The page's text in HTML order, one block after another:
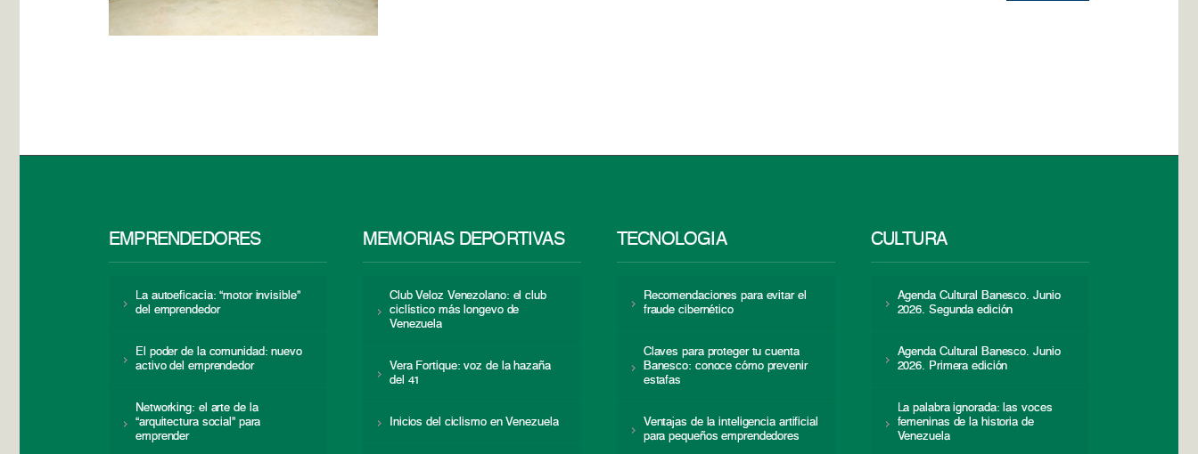
EMPRENDEDORES
La autoeficacia: “motor invisible”
del emprendedor
El poder de la comunidad: nuevo
activo del emprendedor
Networking: el arte de la
“arquitectura social” para
emprender
MEMORIAS DEPORTIVAS
Club Veloz Venezolano: el club
ciclístico más longevo de
Venezuela
Vera Fortique: voz de la hazaña
del 41
Inicios del ciclismo en Venezuela
TECNOLOGÍA
Recomendaciones para evitar el
fraude cibernético
Claves para proteger tu cuenta
Banesco: conoce cómo prevenir
estafas
Ventajas de la inteligencia artificial
para pequeños emprendedores
CULTURA
Agenda Cultural Banesco. Junio
2026. Segunda edición
Agenda Cultural Banesco. Junio
2026. Primera edición
La palabra ignorada: las voces
femeninas de la historia de
Venezuela